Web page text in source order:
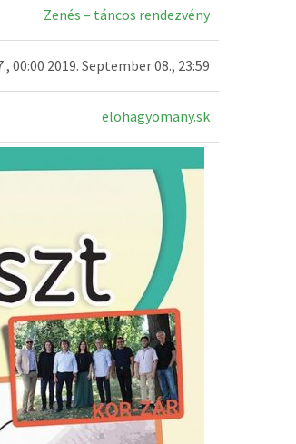
Zenés – táncos rendezvény
00:00 2019. September 08., 23:59
elohagyomany.sk